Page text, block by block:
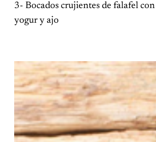
3- Bocados crujientes de falafel
yogur y ajo